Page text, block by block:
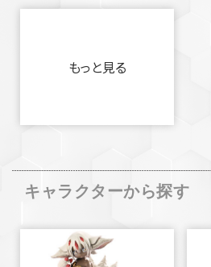
もっと見る
キャラクターから探す